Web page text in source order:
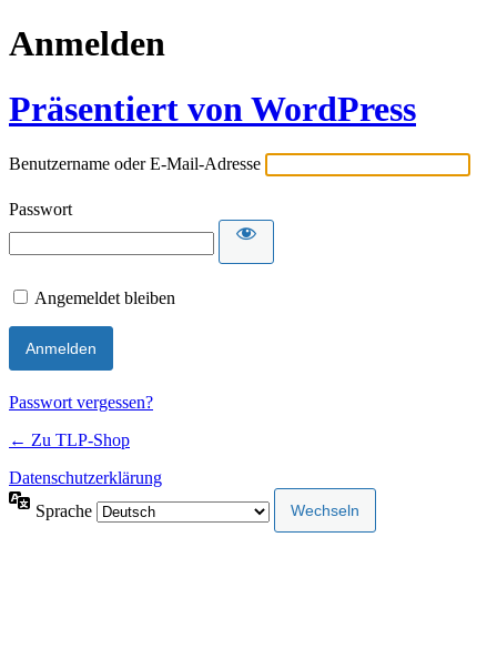
Anmelden
Präsentiert von WordPress
Benutzername oder E-Mail-Adresse
Passwort
Angemeldet bleiben
Passwort vergessen?
← Zu TLP-Shop
Datenschutzerklärung
Sprache